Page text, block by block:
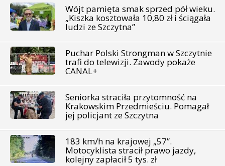
Wójt pamięta smak sprzed pół wieku.
„Kiszka kosztowała 10,80 zł i ściągała
ludzi ze Szczytna”
Puchar Polski Strongman w Szczytnie
trafi do telewizji. Zawody pokaże
CANAL+
Seniorka straciła przytomność na
Krakowskim Przedmieściu. Pomagał
jej policjant ze Szczytna
183 km/h na krajowej „57”.
Motocyklista stracił prawo jazdy,
kolejny zapłacił 5 tys. zł